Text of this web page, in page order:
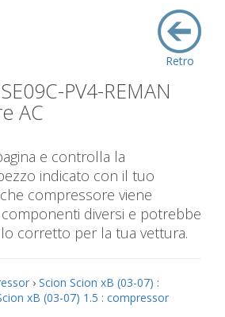
Retro
PV4-REMAN
AC
e controlla la
indicato con il tuo
compressore viene
diversi e potrebbe
corretto per la tua vettura.
› Scion Scion xB (03-07) :
xB (03-07) 1.5 : compressor